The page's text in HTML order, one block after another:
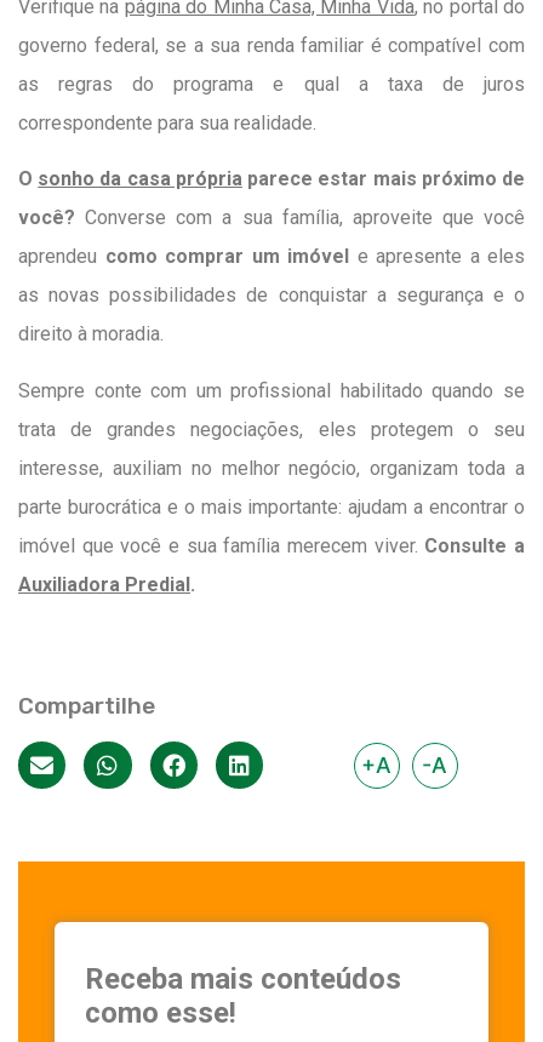
Verifique na página do Minha Casa, Minha Vida, no portal do
governo federal, se a sua renda familiar é compatível com
as regras do programa e qual a taxa de juros
correspondente para sua realidade.
O sonho da casa própriaparece estar mais próximo de
você? Converse com a sua família, aproveite que você
aprendeu como comprar um imóvel e apresente a eles
as novas possibilidades de conquistar a segurança e o
direito à moradia.
Sempre conte com um profissional habilitado quando se
trata de grandes negociações, eles protegem o seu
interesse, auxiliam no melhor negócio, organizam toda a
parte burocrática e o mais importante: ajudam a encontrar o
imóvel que você e sua família merecem viver. Consulte a
Auxiliadora Predial.
Compartilhe
+A -A
Receba mais conteúdos
como esse!